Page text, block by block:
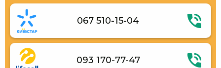
067 510-15-04
093 170-77-47